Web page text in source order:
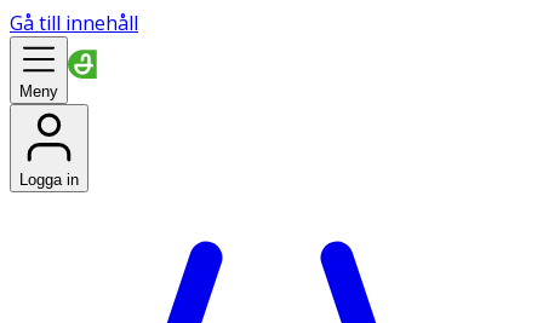
Gå till innehåll
Meny
Logga in